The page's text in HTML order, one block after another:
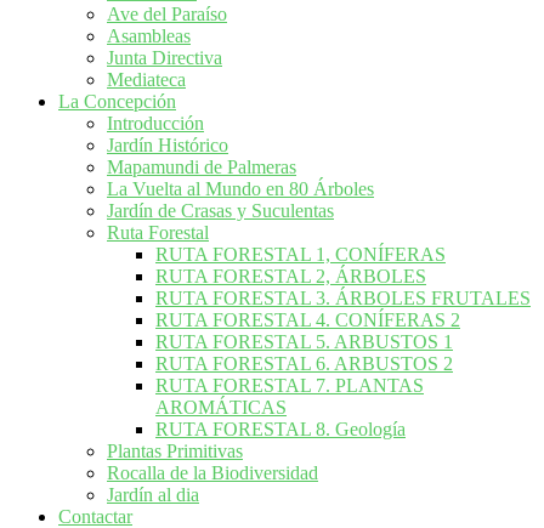
Ave del Paraíso
Asambleas
Junta Directiva
Mediateca
La Concepción
Introducción
Jardín Histórico
Mapamundi de Palmeras
La Vuelta al Mundo en 80 Árboles
Jardín de Crasas y Suculentas
Ruta Forestal
RUTA FORESTAL 1, CONÍFERAS
RUTA FORESTAL 2, ÁRBOLES
RUTA FORESTAL 3. ÁRBOLES FRUTALES
RUTA FORESTAL 4. CONÍFERAS 2
RUTA FORESTAL 5. ARBUSTOS 1
RUTA FORESTAL 6. ARBUSTOS 2
RUTA FORESTAL 7. PLANTAS
AROMÁTICAS
RUTA FORESTAL 8. Geología
Plantas Primitivas
Rocalla de la Biodiversidad
Jardín al dia
Contactar